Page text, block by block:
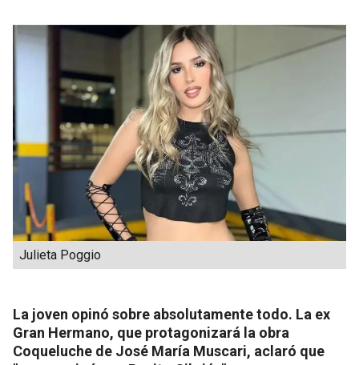
Julieta Poggio
La joven opinó sobre absolutamente todo. La ex
Gran Hermano, que protagonizará la obra
Coqueluche de José María Muscari, aclaró que